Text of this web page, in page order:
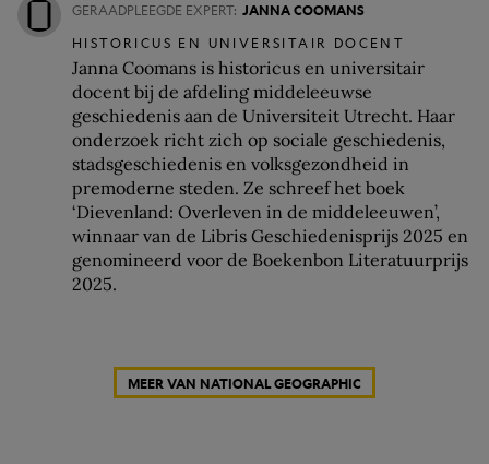
GERAADPLEEGDE EXPERT: JANNA COOMANS
HISTORICUS EN UNIVERSITAIR DOCENT
Janna Coomans is historicus en universitair
docent bij de afdeling middeleeuwse
geschiedenis aan de Universiteit Utrecht. Haar
onderzoek richt zich op sociale geschiedenis,
stadsgeschiedenis en volksgezondheid in
premoderne steden. Ze schreef het boek
‘Dievenland: Overleven in de middeleeuwen’,
winnaar van de Libris Geschiedenisprijs 2025 en
genomineerd voor de Boekenbon Literatuurprijs
2025.
MEER VAN NATIONAL GEOGRAPHIC